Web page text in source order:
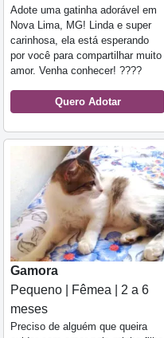
Adote uma gatinha adorável em
Nova Lima, MG! Linda e super
carinhosa, ela está esperando
por você para compartilhar muito
amor. Venha conhecer! ????
Quero Adotar
Gamora
Pequeno | Fêmea | 2 a 6
meses
Preciso de alguém que queira